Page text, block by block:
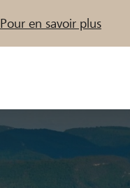
Pour en savoir plus